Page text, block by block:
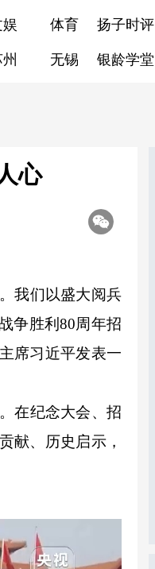
娱 体育 扬子时评
无锡 银龄学堂
心
我们以盛大阅兵
争胜利80周年招
席习近平发表一
在纪念大会、招
献、历史启示，